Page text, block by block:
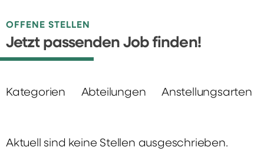
OFFENE STELLEN
Jetzt passenden Job finden!
Kategorien Abteilungen Anstellungsarten
Aktuell sind keine Stellen ausgeschrieben.